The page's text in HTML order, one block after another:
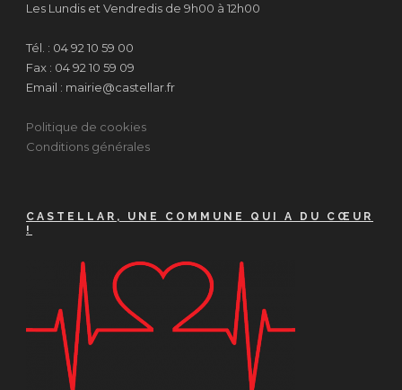
Les Lundis et Vendredis de 9h00 à 12h00
Tél. : 04 92 10 59 00
Fax : 04 92 10 59 09
Email : mairie@castellar.fr
Politique de cookies
Conditions générales
CASTELLAR, UNE COMMUNE QUI A DU CŒUR
!